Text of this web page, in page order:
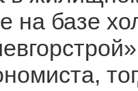
на базе